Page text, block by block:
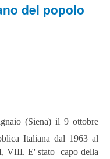
del popolo
(Siena) il 9 ottobre
Italiana dal 1963 al
VIII. E' stato capo della